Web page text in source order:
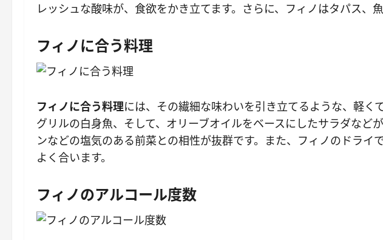
レッシュな酸味が、食欲をかき立てます。さらに、フィノはタパス、
フィノに合う料理
フィノに合う料理には、その繊細な味わいを引き立てるような、軽く
グリルの白身魚、そして、オリーブオイルをベースにしたサラダな
ンなどの塩気のある前菜との相性が抜群です。また、フィノのドラ
よく合います。
フィノのアルコール度数